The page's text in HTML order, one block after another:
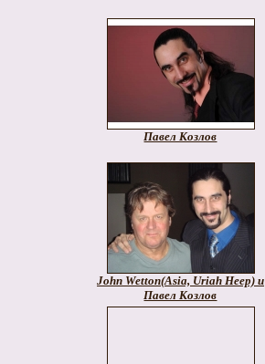
Павел Козлов
John Wetton(Asia, Uriah Heep) и
Павел Козлов